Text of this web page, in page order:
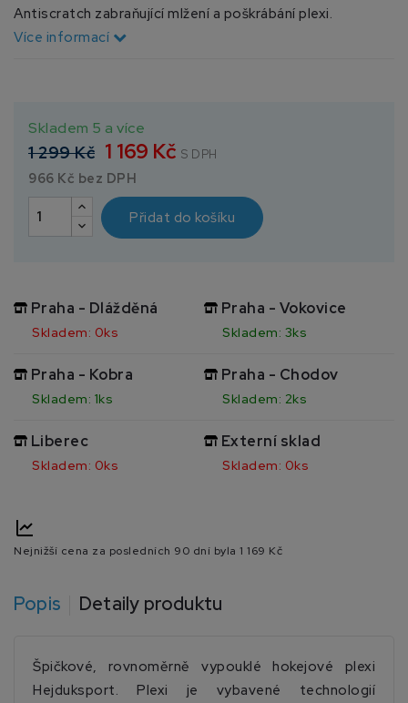
Antiscratch zabraňující mlžení a poškrábání plexi.
Více informací
Skladem 5 a více
1 299 Kč 1 169 Kč S DPH
966 Kč bez DPH
Přidat do košíku
Praha - Dlážděná
Skladem: 0ks
Praha - Vokovice
Skladem: 3ks
Praha - Kobra
Skladem: 1ks
Praha - Chodov
Skladem: 2ks
Liberec
Skladem: 0ks
Externí sklad
Skladem: 0ks
Nejnižší cena za posledních 90 dní byla 1 169 Kč
Popis Detaily produktu
Špičkové, rovnoměrně vypouklé hokejové plexi
Hejduksport. Plexi je vybavené technologií